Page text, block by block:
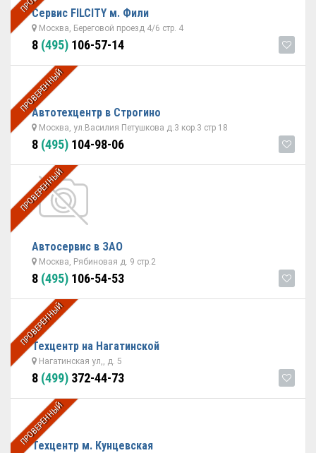
Сервис FILCITY м. Фили
Москва, Береговой проезд 4/6 стр. 4
8 (495) 106-57-14
ПРОВЕРЕННЫЙ
Автотехцентр в Строгино
Москва, ул.Василия Петушкова д.3 кор.3 стр 18
8 (495) 104-98-06
ПРОВЕРЕННЫЙ
Автосервис в ЗАО
Москва, Рябиновая д. 9 стр.2
8 (495) 106-54-53
ПРОВЕРЕННЫЙ
Техцентр на Нагатинской
Нагатинская ул,, д. 5
8 (499) 372-44-73
ПРОВЕРЕННЫЙ
Техцентр м. Кунцевская